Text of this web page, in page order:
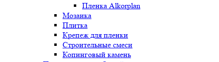
Пленка Alkorplan
Мозаика
Плитка
Крепеж для пленки
Строительные смеси
Копинговый камень